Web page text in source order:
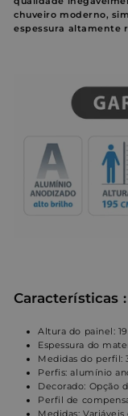
chuveiro moderno,
espessura altamente
Características :
Altura do painel:
Espessura do
Medidas do perfil:
Perfis: alumínio
Decorado: Opção
Perfil de